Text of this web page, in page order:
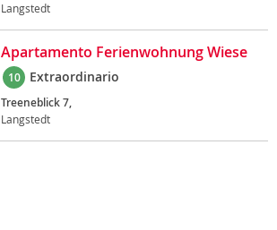
Langstedt
Apartamento Ferienwohnung Wiese
10 Extraordinario
Treeneblick 7,
Langstedt